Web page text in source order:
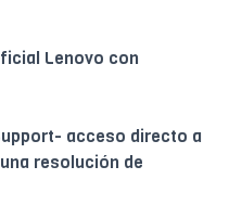
Lenovo con
acceso directo a
resolución de